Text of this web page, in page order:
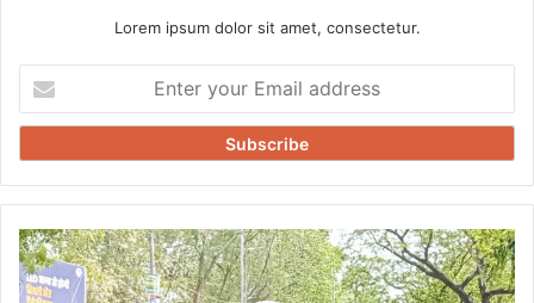
Lorem ipsum dolor sit amet, consectetur.
your
Email
गया
में
हीट